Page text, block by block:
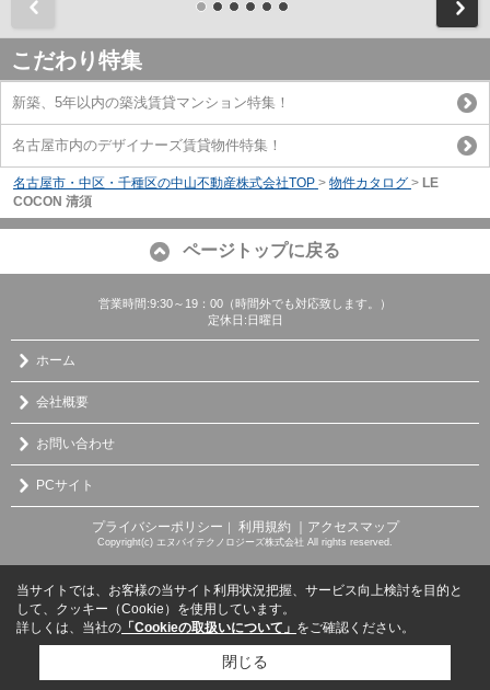
こだわり特集
新築、5年以内の築浅賃貸マンション特集！
名古屋市内のデザイナーズ賃貸物件特集！
名古屋市・中区・千種区の中山不動産株式会社TOP > 物件カタログ > LE
COCON 清須
ページトップに戻る
営業時間:9:30～19：00（時間外でも対応致します。）
定休日:日曜日
ホーム
会社概要
お問い合わせ
PCサイト
プライバシーポリシー 利用規約 ｜アクセスマップ
Copyright(c) エヌバイテクノロジーズ株式会社 All rights reserved.
当サイトでは、お客様の当サイト利用状況把握、サービス向上検討を目的と
して、クッキー（Cookie）を使用しています。
詳しくは、当社の 「Cookieの取扱いについて」 をご確認ください。
閉じる